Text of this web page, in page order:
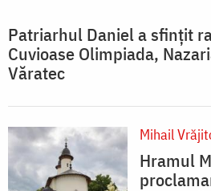
Patriarhul Daniel a sfințit
Cuvioase Olimpiada,
Văratec
Mihail
Hramul